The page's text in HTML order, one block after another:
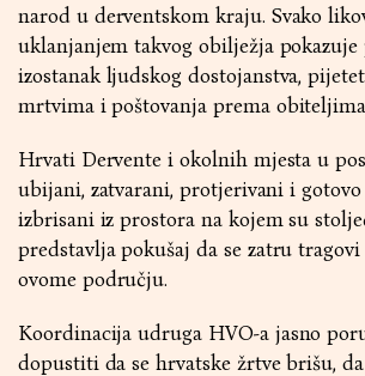
narod u derventskom kraju. Svako
uklanjanjem takvog obilježja
izostanak ljudskog dostojanstva,
mrtvima i poštovanja prema
Hrvati Dervente i okolnih mjesta u
ubijani, zatvarani, protjerivani i
izbrisani iz prostora na kojem su
predstavlja pokušaj da se zatru
ovome području.
Koordinacija udruga HVO-a jasno
dopustiti da se hrvatske žrtve brišu,